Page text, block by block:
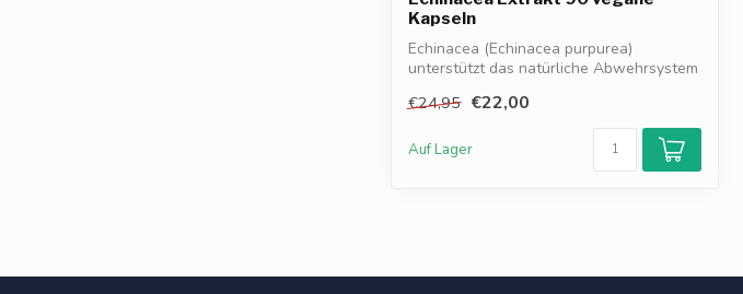
Kapseln
Echinacea (Echinacea purpurea)
unterstützt das natürliche Abwehrsystem
€24,95 €22,00
Auf Lager